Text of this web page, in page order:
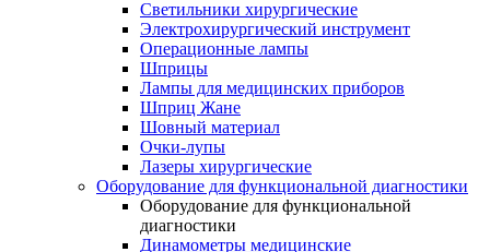
Светильники хирургические
Электрохирургический инструмент
Операционные лампы
Шприцы
Лампы для медицинских приборов
Шприц Жане
Шовный материал
Очки-лупы
Лазеры хирургические
Оборудование для функциональной диагностики
Оборудование для функциональной
диагностики
Динамометры медицинские